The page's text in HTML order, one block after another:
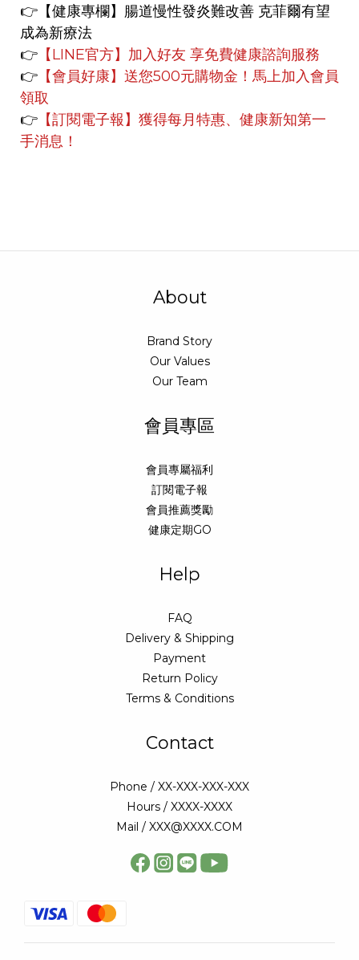
👉【健康專欄】 腸道慢性發炎難改善 克菲爾有望
成為新療法
👉 【LINE官方】 加入好友 享免費健康諮詢服務
👉 【會員好康】 送您500元購物金！馬上加入會員
領取
👉 【訂閱電子報】獲得每月特惠、健康新知第一
手消息！
About
Brand Story
Our Values
Our Team
會員專區
會員專屬福利
訂閱電子報
會員推薦獎勵
健康定期GO
Help
FAQ
Delivery & Shipping
Payment
Return Policy
Terms & Conditions
Contact
Phone / XX-XXX-XXX-XXX
Hours / XXXX-XXXX
Mail / XXX@XXXX.COM